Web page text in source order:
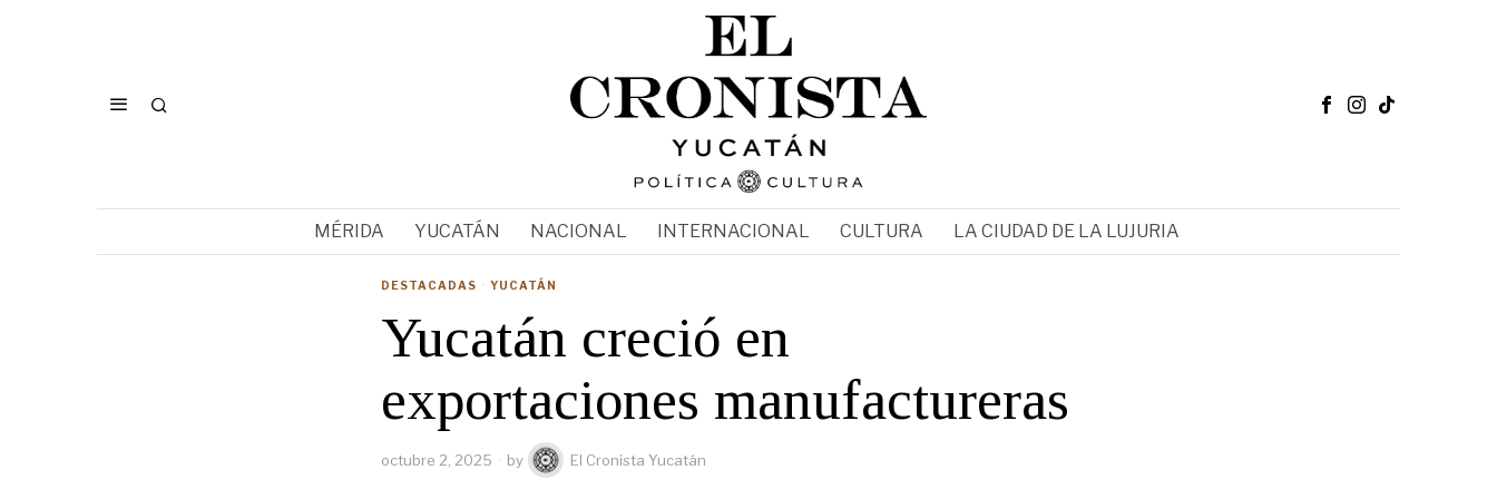
MÉRIDA YUCATÁN NACIONAL INTERNACIONAL CULTURA LA CIUDAD DE LA LUJURIA
DESTACADAS · YUCATÁN
Yucatán creció en
exportaciones manufactureras
octubre 2, 2025 by El Cronista Yucatán